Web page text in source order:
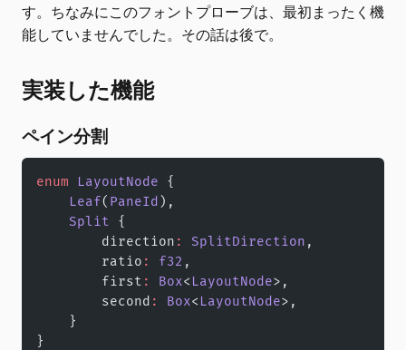
す。ちなみにこのフォントプローブは、最初まったく機
能していませんでした。その話は後で。
実装した機能
ペイン分割
enum LayoutNode {
    Leaf
( PaneId ),
    Split
{
        direction
: SplitDirection ,
        ratio
: f32 ,
        first
: Box<LayoutNode>,
        second
: Box<LayoutNode>,
    }
}